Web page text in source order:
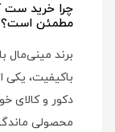
چرا خرید ست
مطمئن است؟
برند مینی‌مال
باکیفیت، یکی
دکور و کالای
محصولی